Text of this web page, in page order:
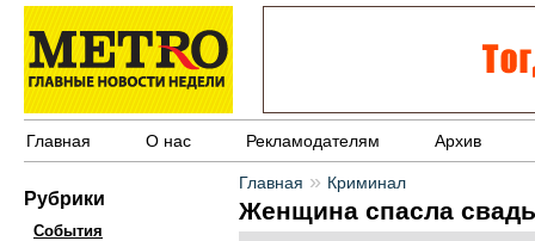
Главная О нас Рекламодателям Архив
Рубрики
События
Главная » Криминал
Женщина спасла